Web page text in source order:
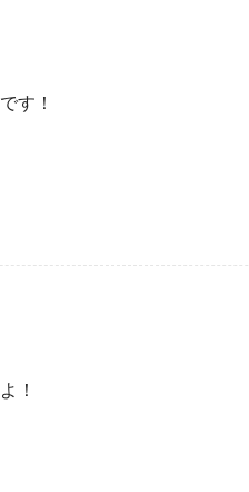
す！
！